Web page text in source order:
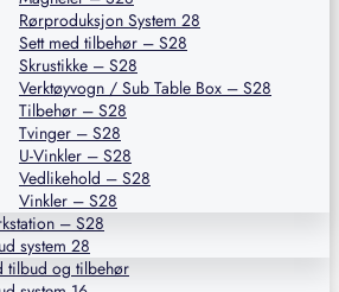
Rørproduksjon System 28
Sett med tilbehør – S28
Skrustikke – S28
Verktøyvogn / Sub Table Box – S28
Tilbehør – S28
Tvinger – S28
U-Vinkler – S28
Vedlikehold – S28
Vinkler – S28
– S28
system 28
tilbud og tilbehør